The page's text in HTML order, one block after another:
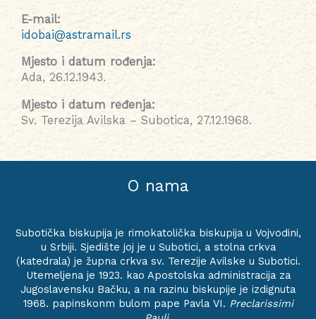
E-mail:
idobai@astramail.rs
Mjesto i datum rođenja:
Ada, 26.12.1943.
Mjesto i datum ređenja:
Sv. Terezija Avilska – Subotica, 27.12.1968.
O nama
Subotička biskupija je rimokatolička biskupija u Vojvodini,
u Srbiji. Sjedište joj je u Subotici, a stolna crkva
(katedrala) je župna crkva sv. Terezije Avilske u Subotici.
Utemeljena je 1923. kao Apostolska administracija za
Jugoslavensku Bačku, a na razinu biskupije je izdignuta
1968. papinskonm bulom pape Pavla VI. Preclarissimi